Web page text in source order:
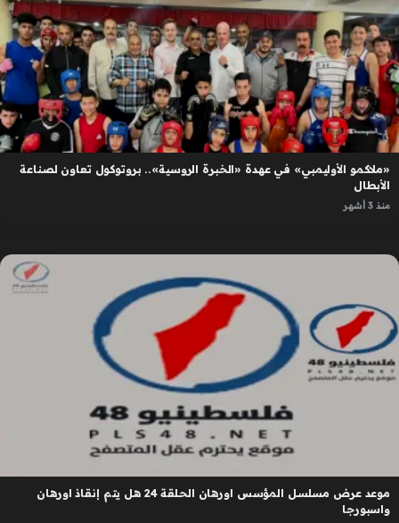
«ملاكمو الأوليمبي» في عهدة «الخبرة الروسية».. بروتوكول تعاون لصناعة
الأبطال
منذ 3 أشهر
موعد عرض مسلسل المؤسس اورهان الحلقة 24 هل يتم إنقاذ اورهان
واسبورجا